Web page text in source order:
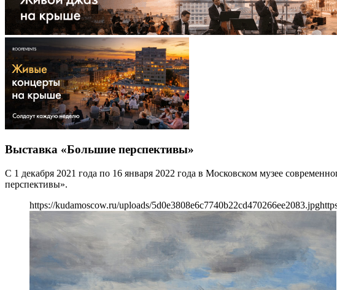
Выставка «Большие перспективы»
С 1 декабря 2021 года по 16 января 2022 года в Московском музее
перспективы».
https://kudamoscow.ru/uploads/5d0e3808e6c7740b22cd470266ee2083.jpg